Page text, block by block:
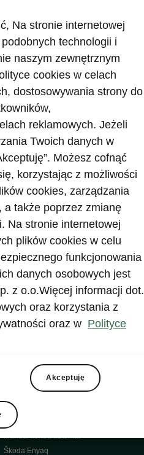
Facebook
Instagram
YouTube
YouTube shorts
Aplikacja MyŠkoda
Środowisko
Samochody Elektryczne Škody
Nowości w elektrycznych modelach Šk
Akumulator i bezpieczeństwo
Elektrominuta
Dopłata do zakupu aut elektrycznych
Manual kontra automat
Škoda Enyaq
Na stronie internetowej
technologii i
naszym zewnętrznym
cookies w celach
dostosowywania strony do
reklamowych. Jeżeli
Twoich danych w
Możesz cofnąć
korzystając z możliwości
cookies, zarządzania
a także poprzez zmianę
Na stronie internetowej
plików cookies w celu
funkcjonowania
danych osobowych jest
z o.o.Więcej informacji dot.
oraz korzystania z
oraz w Polityce
Akceptuję